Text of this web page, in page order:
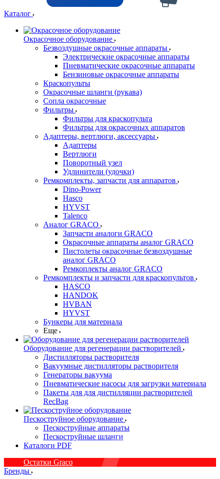
Каталог
Окрасочное оборудование
Безвоздушные окрасочные аппараты
Электрические окрасочные аппараты
Пневматические окрасочные аппараты
Бензиновые окрасочные аппараты
Краскопульты
Окрасочные шланги (рукава)
Сопла окрасочные
Фильтры
Фильтры для краскопульта
Фильтры для окрасочных аппаратов
Адаптеры, вертлюги, аксессуары
Адаптеры
Вертлюги
Поворотный узел
Удлинители (удочки)
Ремкомплекты, запчасти для аппаратов
Dino-Power
Hasco
HYVST
Talenco
Аналог GRACO
Запчасти аналоги GRACO
Окрасочные аппараты аналог GRACO
Пистолеты окрасочные безвоздушные
аналог GRACO
Ремкоплекты аналог GRACO
Ремкомплекты и запчасти для краскопультов
HASCO
HANDOK
HVBAN
HYVST
Бункеры для материала
Еще
Оборудование для регенерации растворителей
Дистилляторы растворителя
Вакуумные дистилляторы растворителя
Генераторы вакуума
Пневматические насосы для загрузки материала
Пакеты для для дистилляции растворителей
RecBag
Пескоструйное оборудование
Пескоструйные аппараты
Пескоструйные шланги
Каталоги PDF
Остатки Graco
Бренды